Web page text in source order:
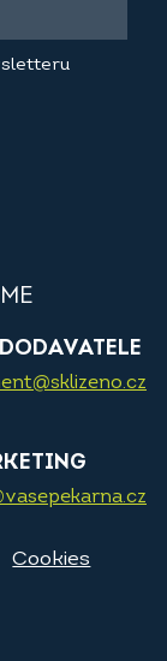
Cookies